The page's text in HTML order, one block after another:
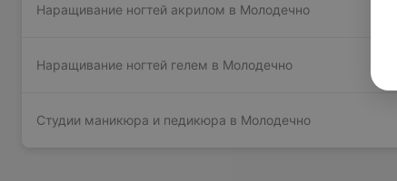
Наращивание ногтей акрилом в Молодечно
Наращивание ногтей гелем в Молодечно
Студии маникюра и педикюра в Молодечно